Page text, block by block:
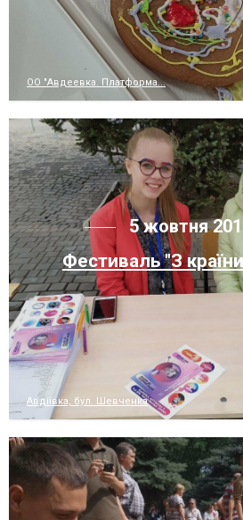
ОО "Авдеевка. Платформа...
5 жовтня
Фестиваль "З
Авдіївка, бул. Шевченка